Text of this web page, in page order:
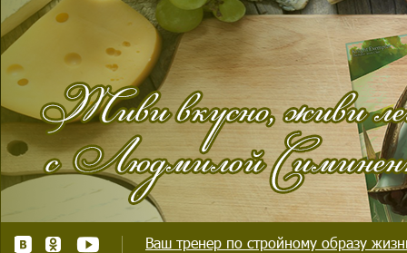
Ваш тренер по стройному образу